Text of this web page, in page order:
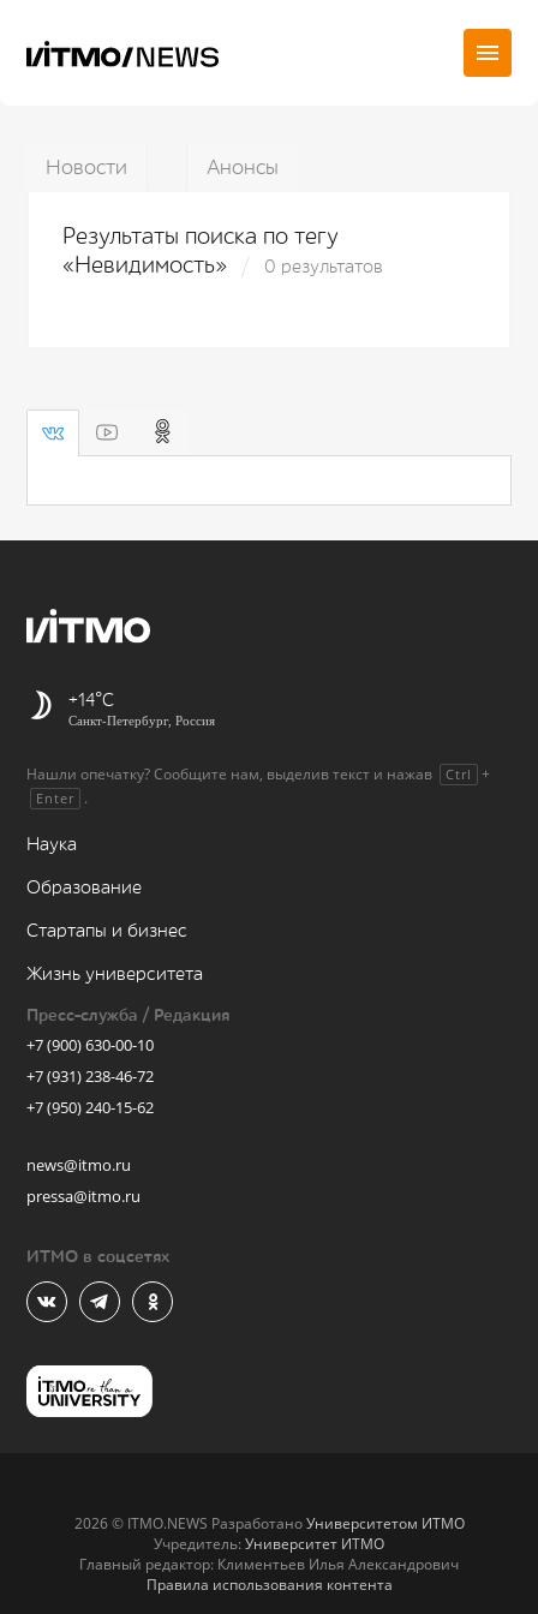
Новости Анонсы
Результаты поиска по тегу
«Невидимость»
0 результатов
+14
Санкт-Петербург, Россия
Нашли опечатку? Сообщите нам, выделив текст и нажав Ctrl +
Enter .
Наука
Образование
Стартапы и бизнес
Жизнь университета
Пресс-служба / Редакция
+7 (900) 630-00-10
+7 (931) 238-46-72
+7 (950) 240-15-62
news@itmo.ru
pressa@itmo.ru
ИТМО в соцсетях
2026 © ITMO.NEWS РазработаноУниверситетом ИТМО
Учредитель: Университет ИТМО
Главный редактор: Климентьев Илья Александрович
Правила использования контента